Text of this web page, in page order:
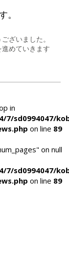
。
ざいました。
めていきます
in
sd0994047/
on line 89
on null
sd0994047/
on line 89